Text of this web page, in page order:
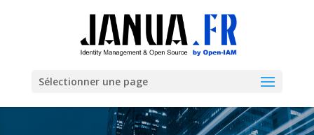
Sélectionner une page